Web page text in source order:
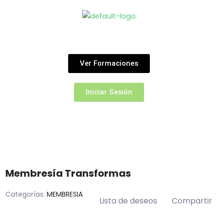
Iniciar Sesión
Ver Formaciones
Membresía Transformas
Categorías: MEMBRESIA
Lista de deseos Compartir